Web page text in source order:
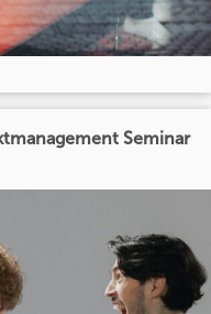
Seminar